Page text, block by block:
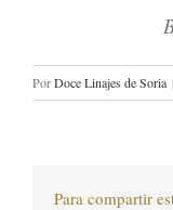
Brañas
PorDoce Linajes de Soria |
Para compartir